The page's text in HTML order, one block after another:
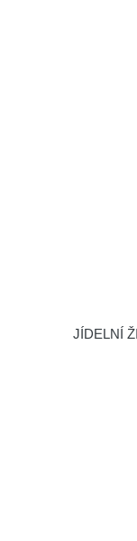
JÍDELNÍ